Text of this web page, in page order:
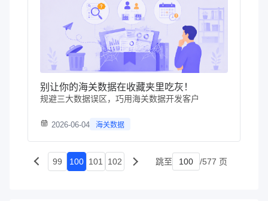
别让你的海关数据在收藏夹里吃灰！
规避三大数据误区，巧用海关数据开发客户
2026-06-04 海关数据
99 100 101 102 跳至 /577 页